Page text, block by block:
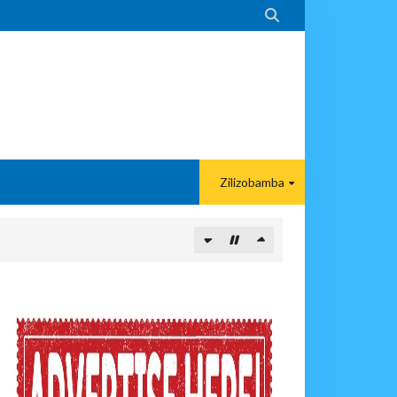

Zilizobamba
KIKUU CHA NISHATI YA MAFUTA
KWA VIJANA BBT